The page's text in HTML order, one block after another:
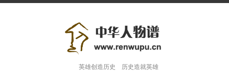
英雄创造历史 历史造就英雄